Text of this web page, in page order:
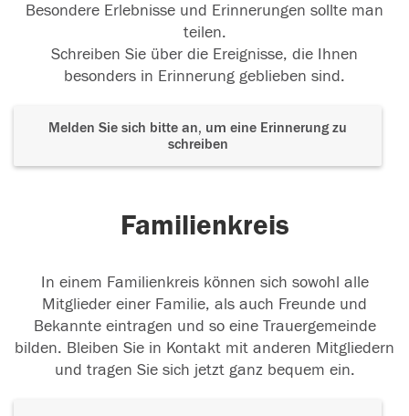
Besondere Erlebnisse und Erinnerungen sollte man
teilen.
Schreiben Sie über die Ereignisse, die Ihnen
besonders in Erinnerung geblieben sind.
Melden Sie sich bitte an, um eine Erinnerung zu
schreiben
Familienkreis
In einem Familienkreis können sich sowohl alle
Mitglieder einer Familie, als auch Freunde und
Bekannte eintragen und so eine Trauergemeinde
bilden. Bleiben Sie in Kontakt mit anderen Mitgliedern
und tragen Sie sich jetzt ganz bequem ein.